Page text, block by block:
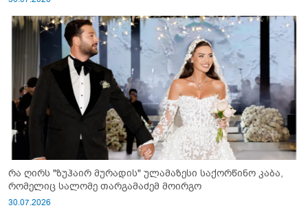
რა ღირს "ზუჰაირ მურადის" ულამაზესი საქორწინო კაბა,
რომელიც სალომე თარგამაძემ მოირგო
30.07.2026